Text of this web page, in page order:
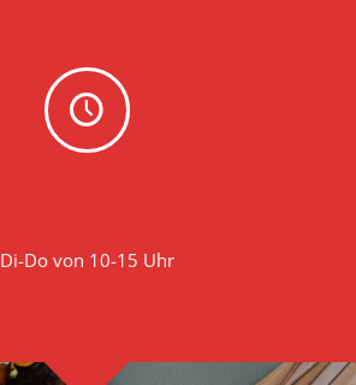
Di-Do von 10-15 Uhr